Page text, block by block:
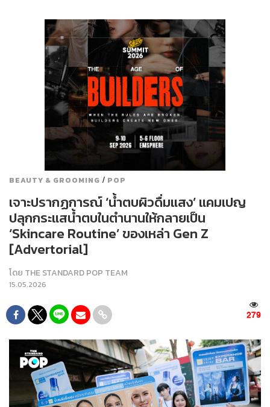
BEAUTY & GROOMING / POP
เจาะปรากฏการณ์ ‘น้ำตบผิวดื่มแสง’ แคมเปญ
ปลุกกระแสน้ำตบในตำนานให้กลายเป็น
‘Skincare Routine’ ของเหล่า Gen Z
[Advertorial]
โดย THE STANDARD POP TEAM
15.05.2026
279